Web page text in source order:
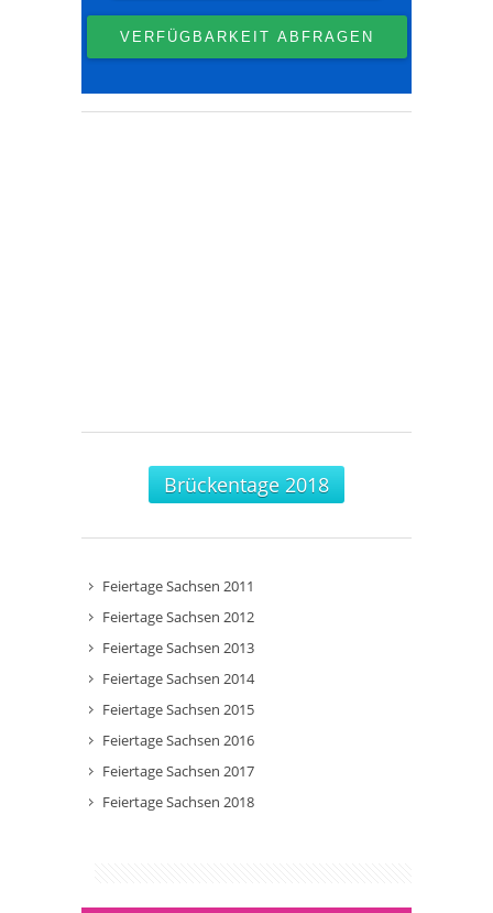
Brückentage 2018
Feiertage Sachsen 2011
Feiertage Sachsen 2012
Feiertage Sachsen 2013
Feiertage Sachsen 2014
Feiertage Sachsen 2015
Feiertage Sachsen 2016
Feiertage Sachsen 2017
Feiertage Sachsen 2018